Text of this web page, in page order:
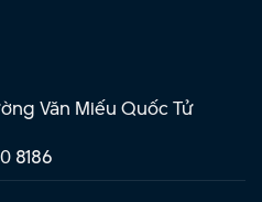
Văn Miếu Quốc Tử
8186